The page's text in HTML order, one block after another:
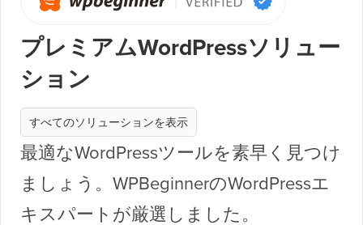
プレミアムWordPressソリュー
ション
すべてのソリューションを表示
最適なWordPressツールを素早く見つけ
ましょう。WPBeginnerのWordPressエ
キスパートが厳選しました。